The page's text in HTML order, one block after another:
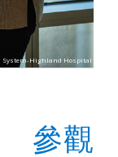
Highland Hospital
參觀